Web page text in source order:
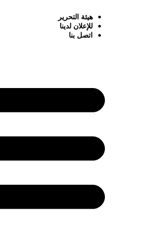
هيئة التحرير
للإعلان لدينا
اتصل بنا